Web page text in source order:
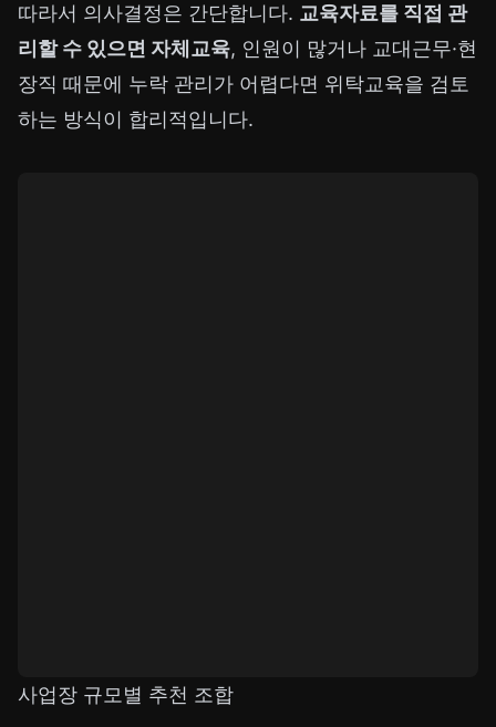
따라서 의사결정은 간단합니다. 교육자료를 직접 관
리할 수 있으면 자체교육, 인원이 많거나 교대근무·현
장직 때문에 누락 관리가 어렵다면 위탁교육을 검토
하는 방식이 합리적입니다.
사업장 규모별 추천 조합